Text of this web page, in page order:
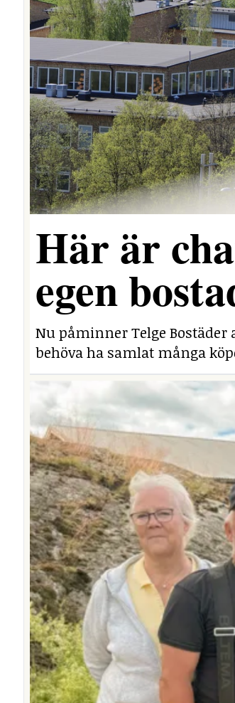
Här är
egen
Nu påminner Telge
behöva ha samlat många